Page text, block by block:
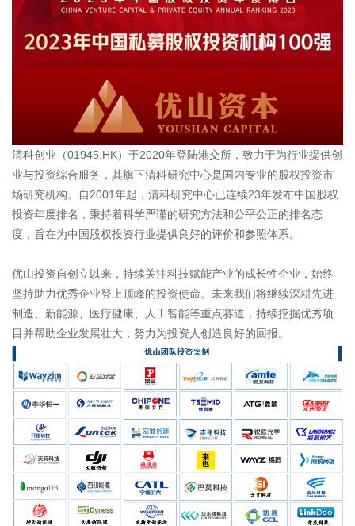
清科创业（01945.HK）于2020年登陆港交所，致力于为行业提供创
业与投资综合服务，其旗下清科研究中心是国内专业的股权投资市
场研究机构。自2001年起，清科研究中心已连续23年发布中国股权
投资年度排名，秉持着科学严谨的研究方法和公平公正的排名态
度，旨在为中国股权投资行业提供良好的评价和参照体系。
优山投资自创立以来，持续关注科技赋能产业的成长性企业，始终
坚持助力优秀企业登上顶峰的投资使命。未来我们将继续深耕先进
制造、新能源、医疗健康、人工智能等重点赛道，持续挖掘优秀项
目并帮助企业发展壮大，努力为投资人创造良好的回报。